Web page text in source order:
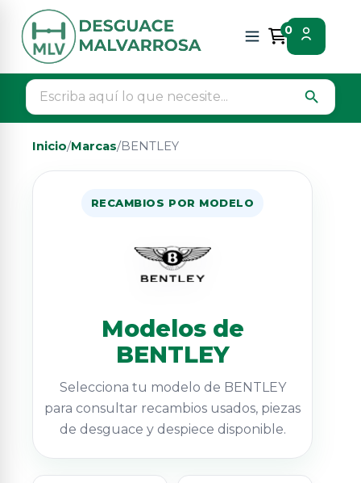
0
search
Inicio/Marcas/BENTLEY
RECAMBIOS POR MODELO
Modelos de
BENTLEY
Selecciona tu modelo de BENTLEY
para consultar recambios usados, piezas
de desguace y despiece disponible.